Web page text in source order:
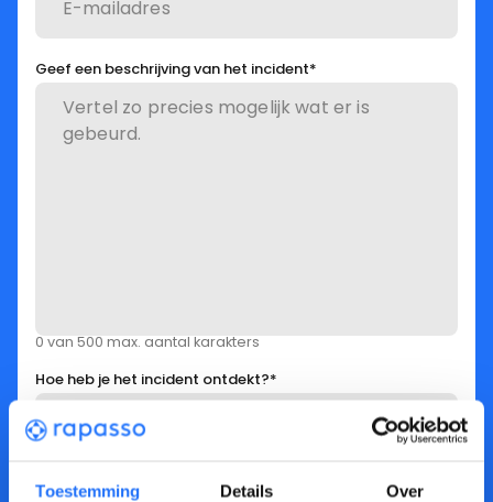
Toestemming Details Over
Geef een beschrijving van het incident*
0 van 500 max. aantal karakters
Hoe heb je het incident ontdekt?*